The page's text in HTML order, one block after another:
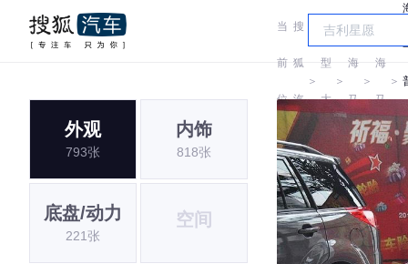
当
前
位
置:
搜
狐
汽
＞
车
型
大
＞
海
马
＞
海
马
＞
外观
793张
内饰
818张
底盘/动力
221张
空间